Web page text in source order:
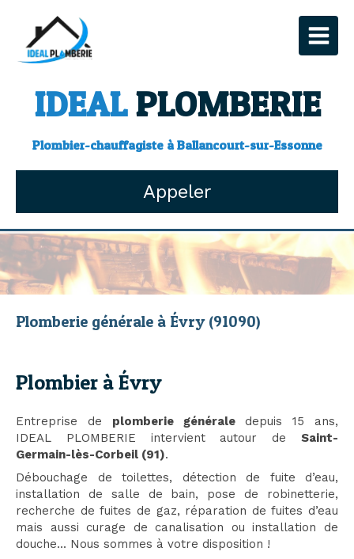
IDEALPLOMBERIE
Plombier-chauffagiste à Ballancourt-sur-Essonne
Appeler
Plomberie générale à Évry (91090)
Plombier à Évry
Entreprise de plomberie généraledepuis 15 ans,
IDEAL PLOMBERIE intervient autour de Saint-
Germain-lès-Corbeil (91).
Débouchage de toilettes, détection de fuite d’eau,
installation de salle de bain, pose de robinetterie,
recherche de fuites de gaz, réparation de fuites d’eau
mais aussi curage de canalisation ou installation de
douche... Nous sommes à votre disposition !